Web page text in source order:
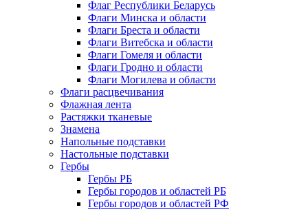
Флаг Республики Беларусь
Флаги Минска и области
Флаги Бреста и области
Флаги Витебска и области
Флаги Гомеля и области
Флаги Гродно и области
Флаги Могилева и области
Флаги расцвечивания
Флажная лента
Растяжки тканевые
Знамена
Напольные подставки
Настольные подставки
Гербы
Гербы РБ
Гербы городов и областей РБ
Гербы городов и областей РФ